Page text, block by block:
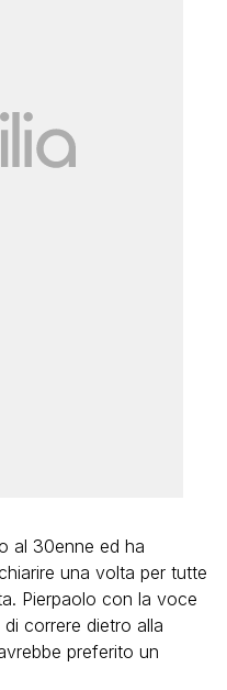
al 30enne ed ha
una volta per tutte
Pierpaolo con la voce
correre dietro alla
preferito un